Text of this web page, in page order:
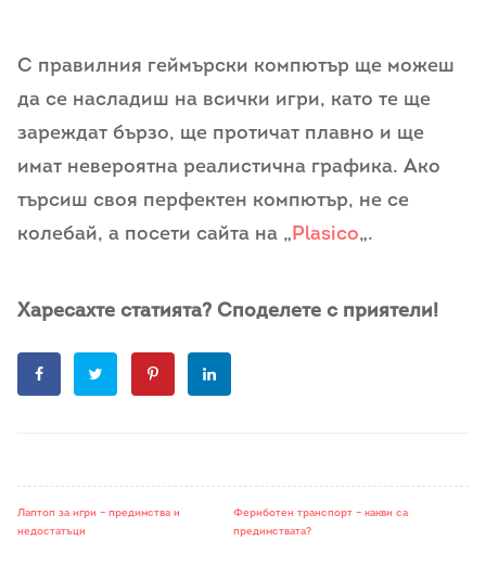
С правилния геймърски компютър ще можеш
да се насладиш на всички игри, като те ще
зареждат бързо, ще протичат плавно и ще
имат невероятна реалистична графика. Ако
търсиш своя перфектен компютър, не се
колебай, а посети сайта на „ Plasico„.
Харесахте статията? Споделете с приятели!
Лаптоп за игри – предимства и
недостатъци
Фериботен транспорт – какви са
предимствата?